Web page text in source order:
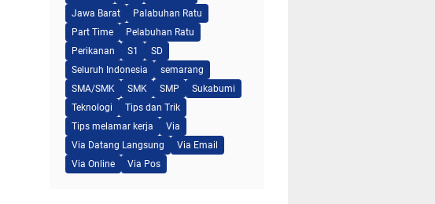
Jawa Barat
Palabuhan Ratu
Part Time
Pelabuhan Ratu
Perikanan
S1
SD
Seluruh Indonesia
semarang
SMA/SMK
SMK SMP
Sukabumi
Teknologi
Tips dan Trik
Tips melamar kerja
Via
Via Datang Langsung
Via Email
Via Online
Via Pos